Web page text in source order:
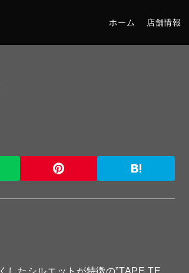
ホーム 店舗情報
したシルエットが特徴の”TAPE TE